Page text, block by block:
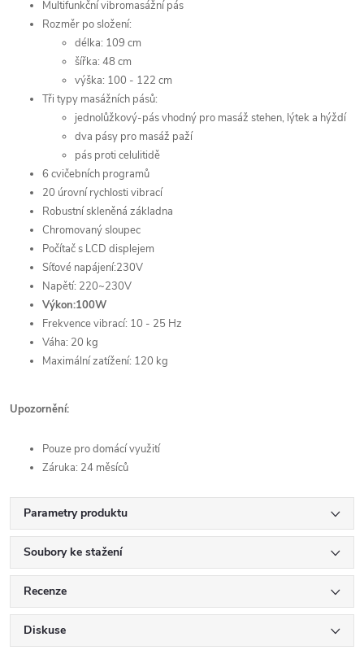
Multifunkční vibromasážní pás
Rozměr po složení:
délka: 109 cm
šířka: 48 cm
výška: 100 - 122 cm
Tři typy masážních pásů:
jednolůžkový-pás vhodný pro masáž stehen, lýtek a hýždí
dva pásy pro masáž paží
pás proti celulitidě
6 cvičebních programů
20 úrovní rychlosti vibrací
Robustní skleněná základna
Chromovaný sloupec
Počítač s LCD displejem
Síťové napájení:230V
Napětí: 220~230V
Výkon:100W
Frekvence vibrací: 10 - 25 Hz
Váha: 20 kg
Maximální zatížení: 120 kg
Upozornění:
Pouze pro domácí využití
Záruka: 24 měsíců
Parametry produktu
Soubory ke stažení
Recenze
Diskuse